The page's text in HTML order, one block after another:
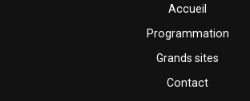
Accueil
Programmation
Grands sites
Contact